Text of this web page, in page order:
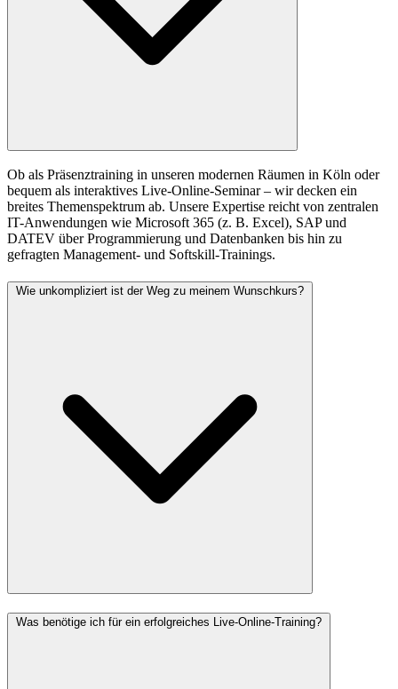
Ob als Präsenztraining in unseren modernen Räumen in Köln oder
bequem als interaktives Live-Online-Seminar – wir decken ein
breites Themenspektrum ab. Unsere Expertise reicht von zentralen
IT-Anwendungen wie Microsoft 365 (z. B. Excel), SAP und
DATEV über Programmierung und Datenbanken bis hin zu
gefragten Management- und Softskill-Trainings.
Wie unkompliziert ist der Weg zu meinem Wunschkurs?
Was benötige ich für ein erfolgreiches Live-Online-Training?